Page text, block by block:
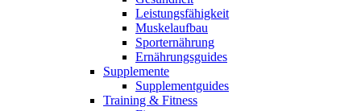
Leistungsfähigkeit
Muskelaufbau
Sporternährung
Ernährungsguides
Supplemente
Supplementguides
Training & Fitness